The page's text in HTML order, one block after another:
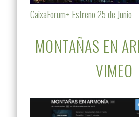
CaixaForum+ Estreno 25 de Junio
MONTAÑAS EN
VIMEO